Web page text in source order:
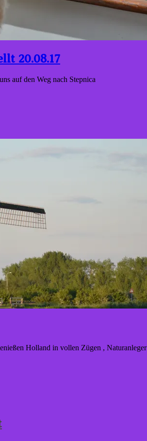
20.08.17
auf den Weg nach Stepnica
Holland in vollen Zügen , Naturanleger